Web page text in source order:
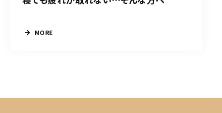
MORE